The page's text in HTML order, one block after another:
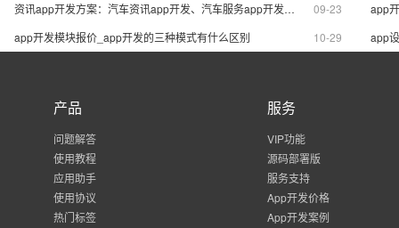
资讯app开发方案：汽车资讯app开发、汽车服务app开发一键开发
09-23
app
app开发模块报价_app开发的三种模式有什么区别
10-29 app
产品
问题解答
使用教程
应用助手
使用协议
热门标签
服务
VIP功能
源码部署版
服务支持
App开发价格
App开发案例